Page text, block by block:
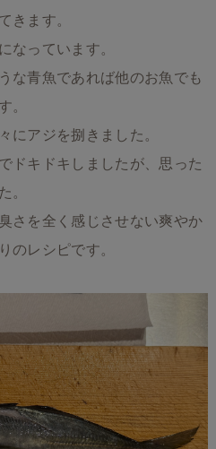
きます。
なっています。
な青魚であれば他のお魚でも
。
にアジを捌きました。
ドキドキしましたが、思った
。
さを全く感じさせない爽やか
のレシピです。